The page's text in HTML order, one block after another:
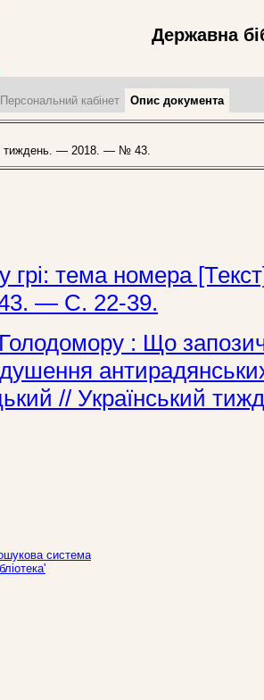
Державна
Персональний кабінет Опис документа
тиждень. — 2018. — № 43.
грі: тема номера
— С. 22-39.
: Що
// Український
система